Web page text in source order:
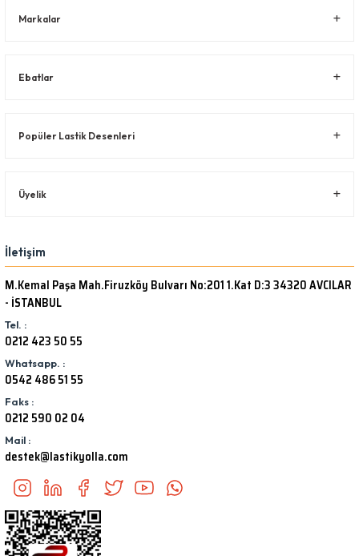
Markalar
Ebatlar
Popüler Lastik Desenleri
Üyelik
İletişim
M.Kemal Paşa Mah.Firuzköy Bulvarı No:201 1.Kat D:3 34320 AVCILAR
- İSTANBUL
Tel. :
0212 423 50 55
Whatsapp. :
0542 486 51 55
Faks :
0212 590 02 04
Mail :
destek@lastikyolla.com